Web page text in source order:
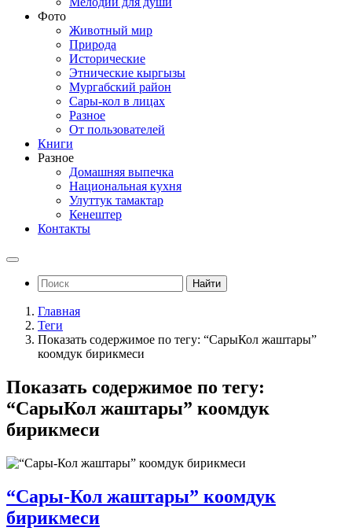
Фото
Животный мир
Природа
Исторические
Этнические кыргызы
Мургабский район
Сары-кол в лицах
Разное
От пользователей
Книги
Разное
Домашняя выпечка
Национальная кухня
Улуттук тамактар
Кенештер
Контакты
Найти
Главная
Теги
Показать содержимое по тегу: “СарыКол жаштары”
коомдук бирикмеси
Показать содержимое по тегу:
“СарыКол жаштары” коомдук
бирикмеси
“Сары-Кол жаштары” коомдук
бирикмеси